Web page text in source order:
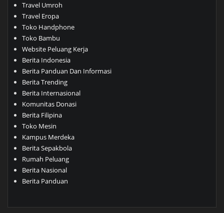
Travel Umroh
Travel Eropa
Toko Handphone
Toko Bambu
Website Peluang Kerja
Berita Indonesia
Berita Panduan Dan Informasi
Berita Trending
Berita Internasional
Komunitas Donasi
Berita Filipina
Toko Mesin
Kampus Merdeka
Berita Sepakbola
Rumah Peluang
Berita Nasional
Berita Panduan